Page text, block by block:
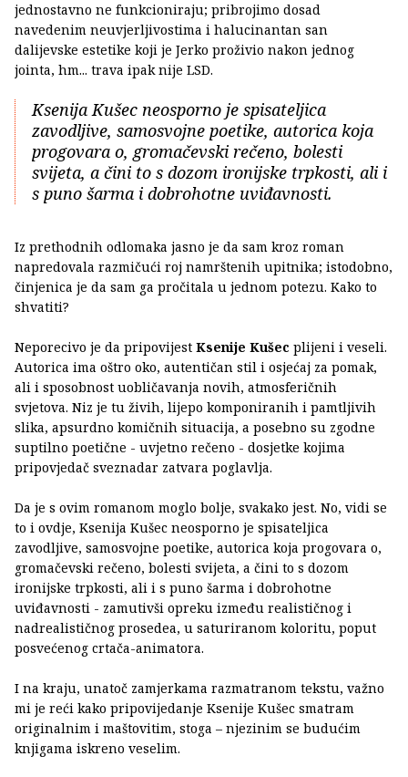
jednostavno ne funkcioniraju; pribrojimo dosad
navedenim neuvjerljivostima i halucinantan san
dalijevske estetike koji je Jerko proživio nakon jednog
jointa, hm... trava ipak nije LSD.
Ksenija Kušec neosporno je spisateljica
zavodljive, samosvojne poetike, autorica koja
progovara o, gromačevski rečeno, bolesti
svijeta, a čini to s dozom ironijske trpkosti, ali i
s puno šarma i dobrohotne uviđavnosti.
Iz prethodnih odlomaka jasno je da sam kroz roman
napredovala razmičući roj namrštenih upitnika; istodobno,
činjenica je da sam ga pročitala u jednom potezu. Kako to
shvatiti?
Neporecivo je da pripovijest Ksenije Kušec plijeni i veseli.
Autorica ima oštro oko, autentičan stil i osjećaj za pomak,
ali i sposobnost uobličavanja novih, atmosferičnih
svjetova. Niz je tu živih, lijepo komponiranih i pamtljivih
slika, apsurdno komičnih situacija, a posebno su zgodne
suptilno poetične - uvjetno rečeno - dosjetke kojima
pripovjedač sveznadar zatvara poglavlja.
Da je s ovim romanom moglo bolje, svakako jest. No, vidi se
to i ovdje, Ksenija Kušec neosporno je spisateljica
zavodljive, samosvojne poetike, autorica koja progovara o,
gromačevski rečeno, bolesti svijeta, a čini to s dozom
ironijske trpkosti, ali i s puno šarma i dobrohotne
uviđavnosti - zamutivši opreku između realističnog i
nadrealističnog prosedea, u saturiranom koloritu, poput
posvećenog crtača-animatora.
I na kraju, unatoč zamjerkama razmatranom tekstu, važno
mi je reći kako pripovijedanje Ksenije Kušec smatram
originalnim i maštovitim, stoga – njezinim se budućim
knjigama iskreno veselim.